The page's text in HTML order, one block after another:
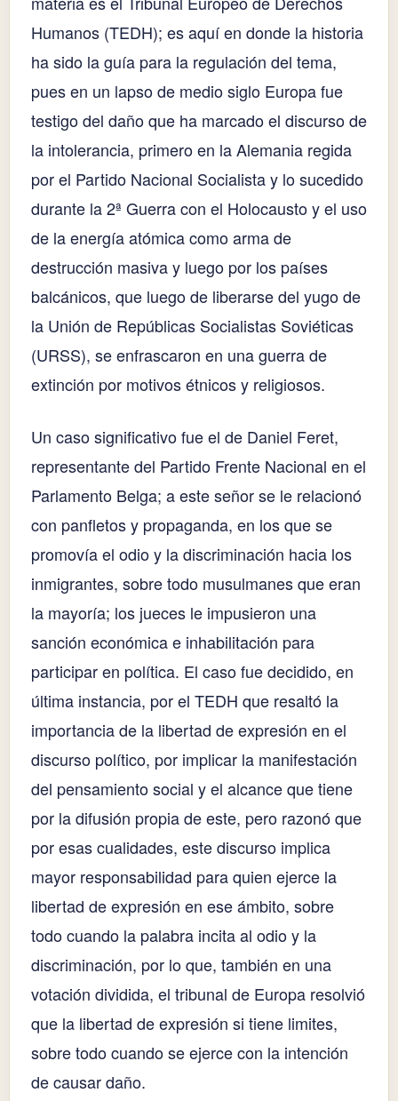
Humanos (TEDH); es aquí en donde la historia
ha sido la guía para la regulación del tema,
pues en un lapso de medio siglo Europa fue
testigo del daño que ha marcado el discurso de
la intolerancia, primero en la Alemania regida
por el Partido Nacional Socialista y lo sucedido
durante la 2ª Guerra con el Holocausto y el uso
de la energía atómica como arma de
destrucción masiva y luego por los países
balcánicos, que luego de liberarse del yugo de
la Unión de Repúblicas Socialistas Soviéticas
(URSS), se enfrascaron en una guerra de
extinción por motivos étnicos y religiosos.
Un caso significativo fue el de Daniel Feret,
representante del Partido Frente Nacional en el
Parlamento Belga; a este señor se le relacionó
con panfletos y propaganda, en los que se
promovía el odio y la discriminación hacia los
inmigrantes, sobre todo musulmanes que eran
la mayoría; los jueces le impusieron una
sanción económica e inhabilitación para
participar en política. El caso fue decidido, en
última instancia, por el TEDH que resaltó la
importancia de la libertad de expresión en el
discurso político, por implicar la manifestación
del pensamiento social y el alcance que tiene
por la difusión propia de este, pero razonó que
por esas cualidades, este discurso implica
mayor responsabilidad para quien ejerce la
libertad de expresión en ese ámbito, sobre
todo cuando la palabra incita al odio y la
discriminación, por lo que, también en una
votación dividida, el tribunal de Europa resolvió
que la libertad de expresión si tiene limites,
sobre todo cuando se ejerce con la intención
de causar daño.